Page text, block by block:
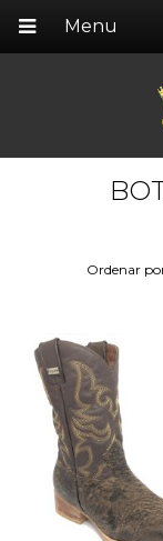
Menu
Ordenar